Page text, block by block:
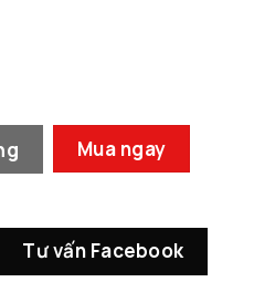
Nước số lượng
Mua ngay
Tư vấn Facebook